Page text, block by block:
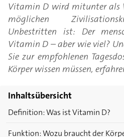
Vitamin D wird mitunter als
möglichen
Unbestritten ist: Der
Vitamin D – aber wie viel?
Sie zur empfohlenen
Körper wissen müssen,
Inhaltsübersicht
Definition: Was ist Vitamin D?
Funktion: Wozu braucht der